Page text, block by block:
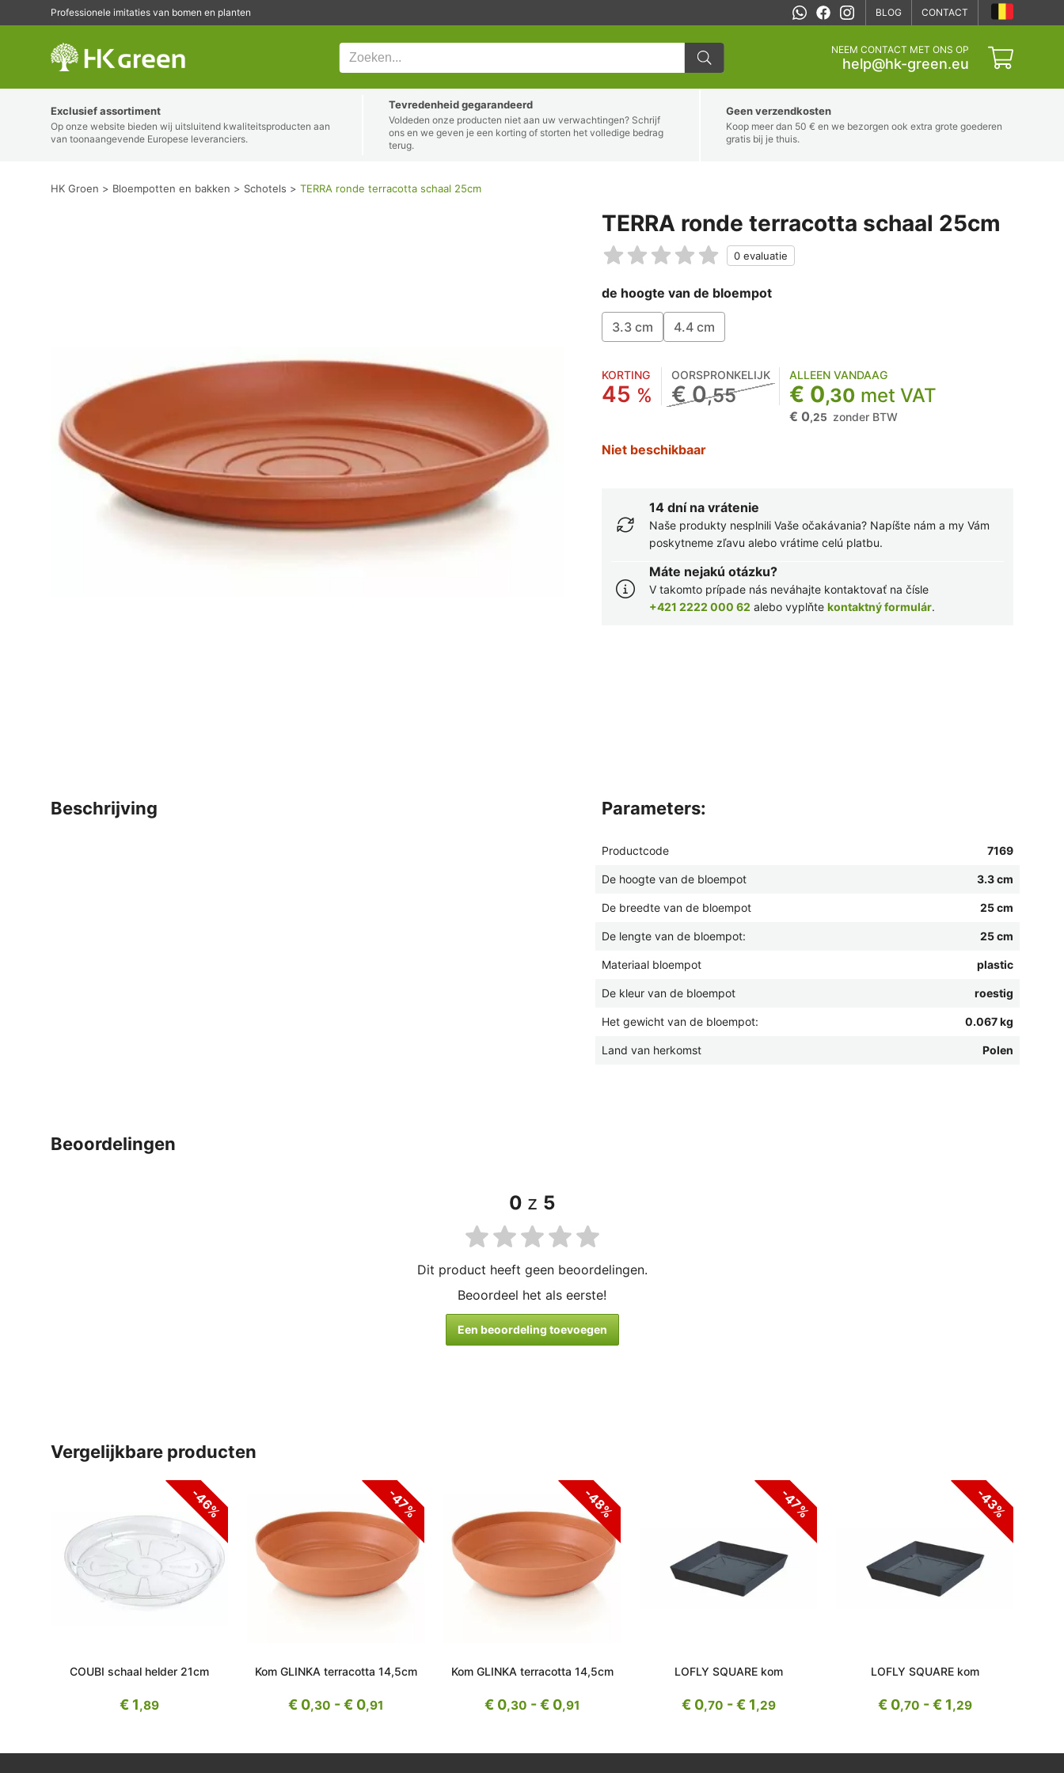
Professionele imitaties van bomen en planten BLOG
CONTACT
NEEM CONTACT MET ONS OP
help@hk-green.eu
HK Groen Bloempotten en bakken Schotels TERRA ronde terracotta schaal 25cm
Exclusief assortiment
Op onze website bieden wij uitsluitend kwaliteitsproducten aan
van toonaangevende Europese leveranciers.
Tevredenheid gegarandeerd
Voldeden onze producten niet aan uw verwachtingen? Schrijf
ons en we geven je een korting of storten het volledige bedrag
terug.
Geen verzendkosten
Koop meer dan 50 € en we bezorgen ook extra grote goederen
gratis bij je thuis.
TERRA ronde terracotta schaal 25cm
de hoogte van de bloempot
3.3 cm 4.4 cm
KORTING
45 %
OORSPRONKELIJK
€ 0,55
ALLEEN VANDAAG
€ 0,30 met VAT
€ 0,25 zonder BTW
Niet beschikbaar
14 dní na vrátenie
Naše produkty nesplnili Vaše očakávania? Napíšte nám a my Vám
poskytneme zľavu alebo vrátime celú platbu.
Máte nejakú otázku?
V takomto prípade nás neváhajte kontaktovať na čísle
+421 2222 000 62 alebo vyplňte kontaktný formulár.
beschrijving parameters:
Productcode 7169
De hoogte van de bloempot 3.3 cm
De breedte van de bloempot 25 cm
De lengte van de bloempot: 25 cm
Materiaal bloempot plastic
De kleur van de bloempot roestig
Het gewicht van de bloempot: 0.067 kg
Land van herkomst Polen
beoordelingen
0 z 5
Dit product heeft geen beoordelingen.
Beoordeel het als eerste!
Een beoordeling toevoegen
vergelijkbare producten
-46%
COUBI schaal helder 21cm
€ 1,89
-47%
Kom GLINKA terracotta 14,5cm
€ 0,30 - € 0,91
-48%
Kom GLINKA terracotta 14,5cm
€ 0,30 - € 0,91
-47%
LOFLY SQUARE kom
€ 0,70 - € 1,29
-43%
LOFLY SQUARE kom
€ 0,70 - € 1,29